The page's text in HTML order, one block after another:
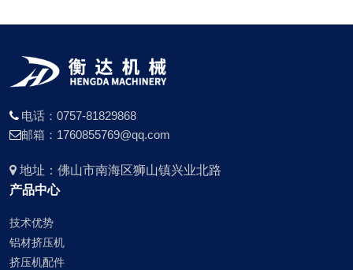
电话：0757-81829868
邮箱：1760855769@qq.com
地址：佛山市南海区狮山镇兴业北路
产品中心
技术优势
铝材挤压机
挤压机配件